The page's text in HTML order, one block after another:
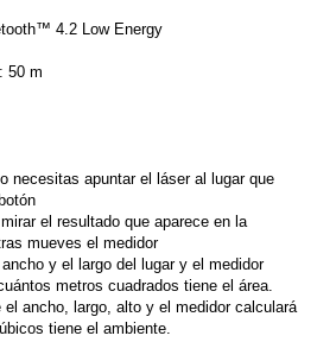
4.2 Low Energy
50 m
necesitas apuntar el láser al lugar que
el resultado que aparece en la
mueves el medidor
y el largo del lugar y el medidor
metros cuadrados tiene el área.
ancho, largo, alto y el medidor calculará
tiene el ambiente.